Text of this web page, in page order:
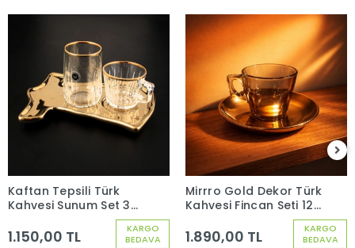
KARGO
BEDAVA
Kaftan Tepsili Türk
Kahvesi Sunum Set 3
1.150,00 TL
KARGO
BEDAVA
Mirrro Gold Dekor Türk
Kahvesi Fincan Seti 12
Parça 6 Kişilik 97301
1.890,00 TL